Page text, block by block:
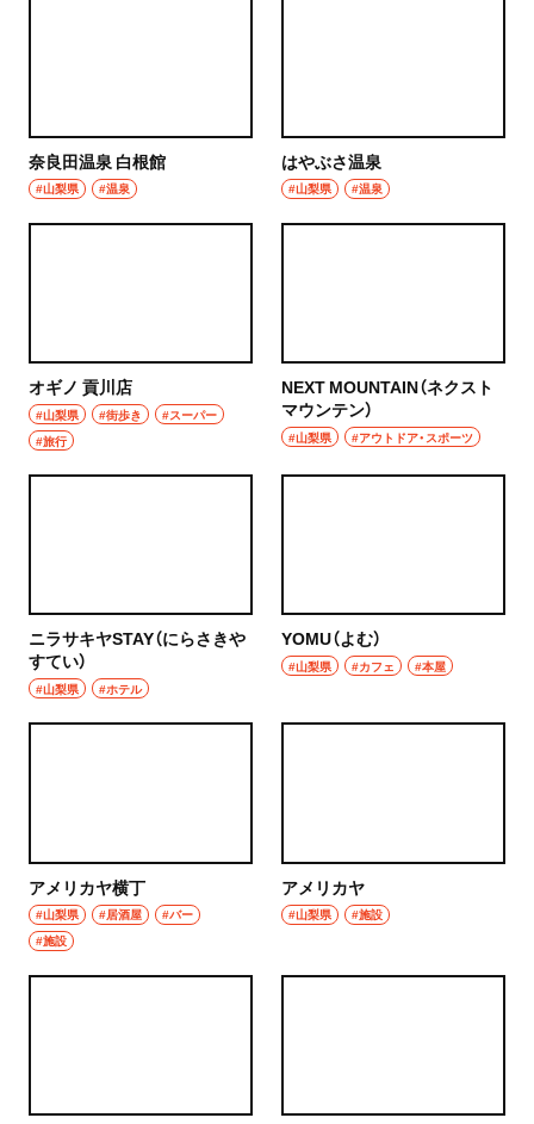
奈良田温泉 白根館
#山梨県 #温泉
はやぶさ温泉
#山梨県 #温泉
オギノ 貢川店
#山梨県 #街歩き
#スーパー
#旅行
NEXT MOUNTAIN（ネクスト
マウンテン）
#山梨県 #アウトドア・スポーツ
ニラサキヤSTAY（にらさきや
すてい）
#山梨県 #ホテル
YOMU（よむ）
#山梨県 #カフェ #本屋
アメリカヤ横丁
#山梨県 #居酒屋
#バー
#施設
アメリカヤ
#山梨県 #施設